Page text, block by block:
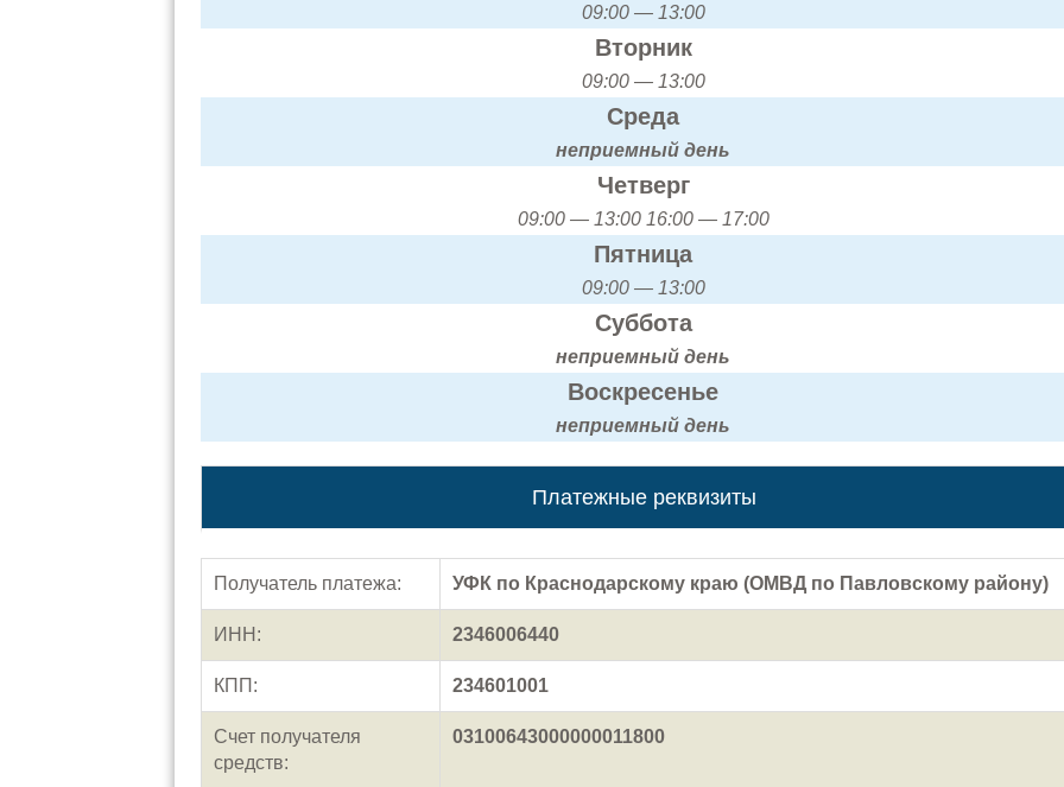
09:00 — 13:00
Вторник
09:00 — 13:00
Среда
неприемный день
Четверг
09:00 — 13:00 16:00 — 17:00
Пятница
09:00 — 13:00
Суббота
неприемный день
Воскресенье
неприемный день
Платежные реквизиты
Получатель платежа: УФК по Краснодарскому краю (ОМВД по Павловскому району)
ИНН: 2346006440
КПП: 234601001
Счет получателя
средств:
03100643000000011800